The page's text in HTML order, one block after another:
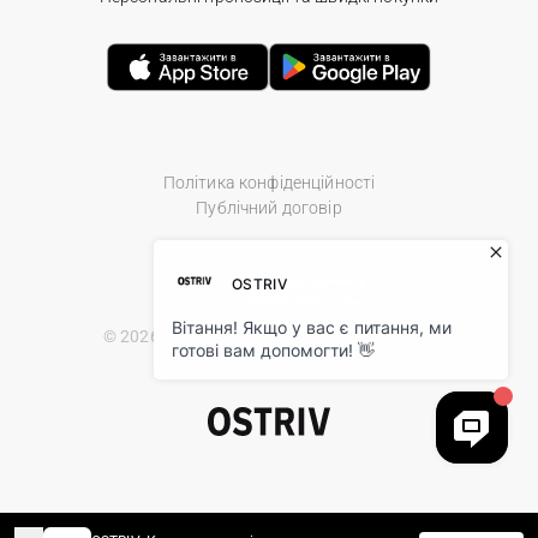
Політика конфіденційності
Публічний договір
© 2026 Ostriv.ua Store. All Rights Reserved.